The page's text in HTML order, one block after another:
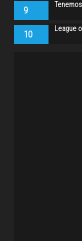
9
10 League